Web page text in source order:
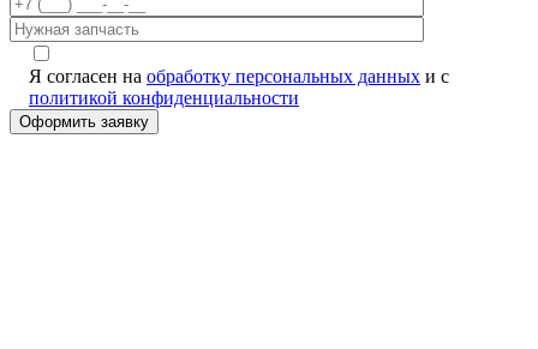
Я согласен на обработку персональных данных и с
политикой конфиденциальности